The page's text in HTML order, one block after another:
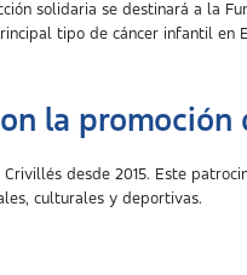
solidaria se destinará a la
tipo de cáncer infantil en
la promoción
Crivillés desde 2015. Este
culturales y deportivas.